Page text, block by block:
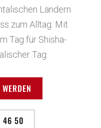
Ländern
zum Alltag. Mit
Tag für Shisha-
Tag.
46 50